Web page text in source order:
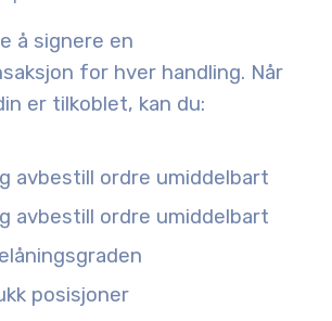
å signere en
for hver handling. Når
er tilkoblet, kan du:
avbestill ordre umiddelbart
avbestill ordre umiddelbart
posisjoner